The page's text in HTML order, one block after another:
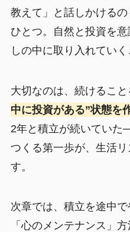
教えて」と話しかける
ひとつ。自然と投資を
しの中に取り入れていく
大切なのは、続けること
中に投資がある”状態を
2年と積立が続いていた
つくる第一歩が、生活
す。
次章では、積立を途中
「心のメンテナンス」